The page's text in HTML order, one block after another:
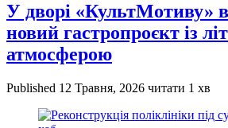
У дворі «КультМотиву»
новий гастропроєкт із
атмосферою
Published 12 Травня, 2026 читати 1 хв